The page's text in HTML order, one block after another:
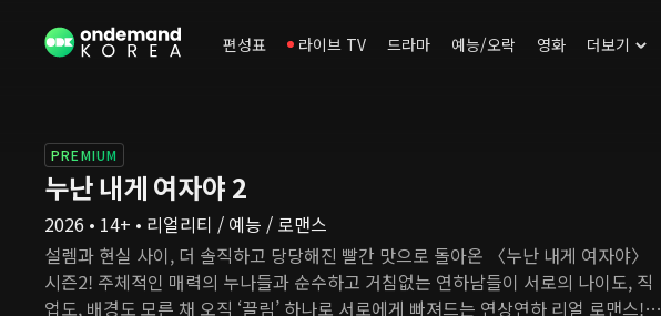
편성표 라이브 TV 드라마 예능/오락 영화 더보기
PREMIUM
누난 내게 여자야 2
2026 • 14+ • 리얼리티 / 예능 / 로맨스
설렘과 현실 사이, 더 솔직하고 당당해진 빨간 맛으로 돌아온 〈누난 내게 여자야〉
시즌2! 주체적인 매력의 누나들과 순수하고 거침없는 연하남들이 서로의 나이도, 직
업도, 배경도 모른 채 오직 ‘끌림’ 하나로 서로에게 빠져드는 연상연하 리얼 로맨스! 서